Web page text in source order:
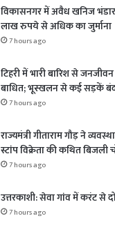
विकासनगर में अवैध खनिज
लाख रुपये से अधिक का जुर्माना
7 hours ago
टिहरी में भारी बारिश से जनजीवन
बाधित; भूस्खलन से कई सड़कें
7 hours ago
राज्यमंत्री गीताराम गौड़ ने
स्टांप विक्रेता की कथित बिजली
7 hours ago
उत्तरकाशी: सेवा गांव में करंट से
7 hours ago